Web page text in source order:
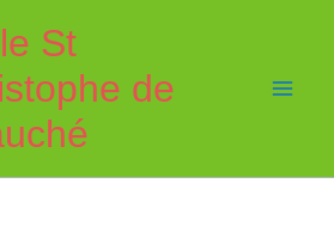
St
de